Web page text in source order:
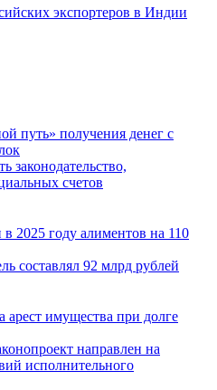
путь» получения денег с
законодательство,
счетов
2025 году алиментов на 110
составлял 92 млрд рублей
имущества при долге
направлен на
исполнительного